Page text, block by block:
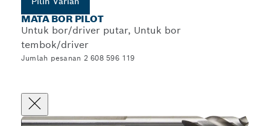
MATA BOR PILOT
Untuk bor/driver putar, Untuk bor
tembok/driver
Jumlah pesanan 2 608 596 119